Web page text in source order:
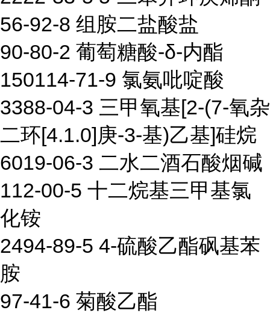
56-92-8 组胺二盐酸盐
90-80-2 葡萄糖酸-δ-内酯
150114-71-9 氯氨吡啶酸
3388-04-3 三甲氧基[2-(7-氧杂
二环[4.1.0]庚-3-基)乙基]硅烷
6019-06-3 二水二酒石酸烟碱
112-00-5 十二烷基三甲基氯
化铵
2494-89-5 4-硫酸乙酯砜基苯
胺
97-41-6 菊酸乙酯